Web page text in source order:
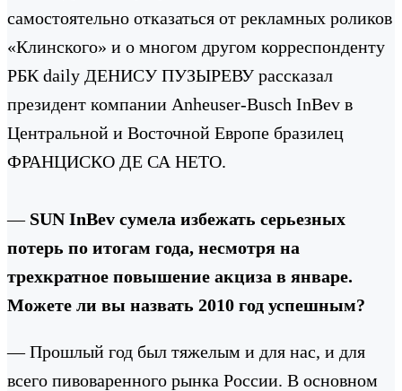
самостоятельно отказаться от рекламных роликов
«Клинского» и о многом другом корреспонденту
РБК daily ДЕНИСУ ПУЗЫРЕВУ рассказал
президент компании Anheuser-Busch InBev в
Центральной и Восточной Европе бразилец
ФРАНЦИСКО ДЕ СА НЕТО.
— SUN InBev сумела избежать серьезных
потерь по итогам года, несмотря на
трехкратное повышение акциза в январе.
Можете ли вы назвать 2010 год успешным?
— Прошлый год был тяжелым и для нас, и для
всего пивоваренного рынка России. В основном